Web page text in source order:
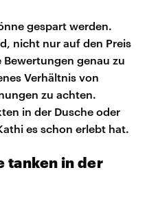
gespart werden.
nicht nur auf den Preis
genau zu
Verhältnis von
zu achten.
in der Dusche oder
es schon erlebt hat.
tanken in der